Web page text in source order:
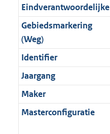
f
o
r
m
a
a
t
b
n
f
o
r
m
a
a
t
K
i
n
f
o
r
m
a
a
t
b
e
i
n
f
o
r
m
a
a
8
Eindverantwoordelijke
Gebiedsmarkering
(Weg)
Identifier
Jaargang
Maker
Masterconfiguratie